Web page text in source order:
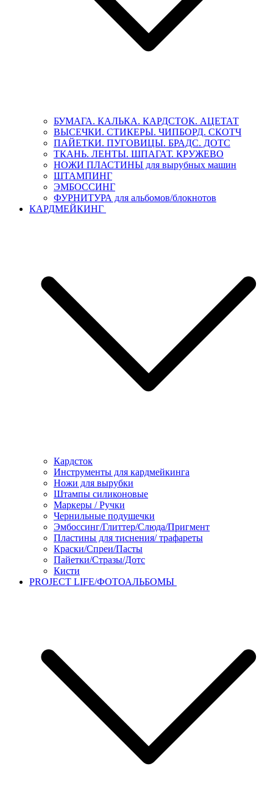
БУМАГА. КАЛЬКА. КАРДСТОК. АЦЕТАТ
ВЫСЕЧКИ. СТИКЕРЫ. ЧИПБОРД. СКОТЧ
ПАЙЕТКИ. ПУГОВИЦЫ. БРАДС. ДОТС
ТКАНЬ. ЛЕНТЫ. ШПАГАТ. КРУЖЕВО
НОЖИ ПЛАСТИНЫ для вырубных машин
ШТАМПИНГ
ЭМБОССИНГ
ФУРНИТУРА для альбомов/блокнотов
КАРДМЕЙКИНГ
Кардсток
Инструменты для кардмейкинга
Ножи для вырубки
Штампы силиконовые
Маркеры / Ручки
Чернильные подушечки
Эмбоссинг/Глиттер/Слюда/Пригмент
Пластины для тиснения/ трафареты
Краски/Спреи/Пасты
Пайетки/Стразы/Дотс
Кисти
PROJECT LIFE/ФОТОАЛЬБОМЫ